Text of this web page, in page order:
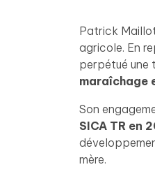
Patrick
agricole. En
perpétué une
maraîchage
Son
SICA TR en
mère.